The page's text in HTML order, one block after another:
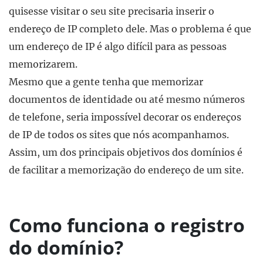
quisesse visitar o seu site precisaria inserir o
endereço de IP completo dele. Mas o problema é que
um endereço de IP é algo difícil para as pessoas
memorizarem.
Mesmo que a gente tenha que memorizar
documentos de identidade ou até mesmo números
de telefone, seria impossível decorar os endereços
de IP de todos os sites que nós acompanhamos.
Assim, um dos principais objetivos dos domínios é
de facilitar a memorização do endereço de um site.
Como funciona o registro
do domínio?